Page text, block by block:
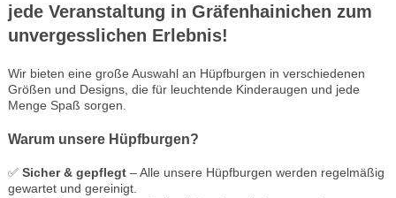
jede Veranstaltung in Gräfenhainichen zum
unvergesslichen Erlebnis!
Wir bieten eine große Auswahl an Hüpfburgen in verschiedenen
Größen und Designs, die für leuchtende Kinderaugen und jede
Menge Spaß sorgen.
Warum unsere Hüpfburgen?
✅ Sicher & gepflegt– Alle unsere Hüpfburgen werden regelmäßig
gewartet und gereinigt.